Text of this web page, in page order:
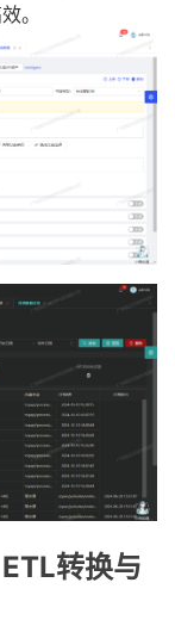
。
转换与